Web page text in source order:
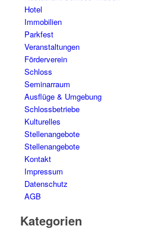
Hotel
Immobilien
Parkfest
Veranstaltungen
Förderverein
Schloss
Seminarraum
Ausflüge & Umgebung
Schlossbetriebe
Kulturelles
Stellenangebote
Stellenangebote
Kontakt
Impressum
Datenschutz
AGB
Kategorien